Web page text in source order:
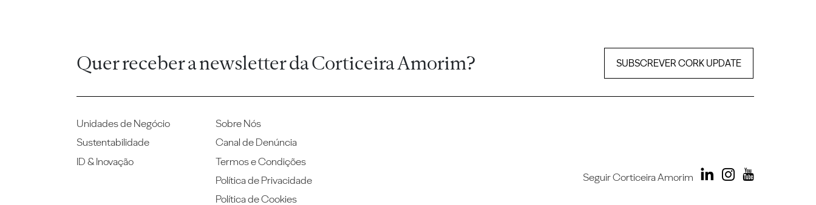
Quer receber a newsletter da Corticeira Amorim? SUBSCREVER CORK UPDATE
Unidades de Negócio
Sustentabilidade
ID & Inovação
Sobre Nós
Canal de Denúncia
Termos e Condições
Política de Privacidade
Política de Cookies
Seguir Corticeira Amorim